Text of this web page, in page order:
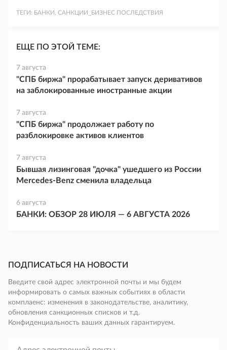
ТЕГИ: БАНКИ, САНКЦИИ_БИЗНЕС ПОСЛЕДСТВИЯ
ЕЩЕ ПО ЭТОЙ ТЕМЕ:
7 августа
"СПБ биржа" прорабатывает запуск деривативов
на заблокированные иностранные акции
7 августа
"СПБ биржа" продолжает работу по
разблокировке активов клиентов
7 августа
Бывшая лизинговая "дочка" ушедшего из России
Mercedes-Benz сменила владельца
6 августа
БАНКИ: ОБЗОР 28 ИЮЛЯ — 6 АВГУСТА 2026
ПОДПИСАТЬСЯ НА НОВОСТИ
Введите свой адрес электронной почты и мы будем
информировать о самых важных событиях в области
комплаенс: изменения в законодательстве, аналитику,
обновления санкционных списков и т.д.
Конфиденциальность ваших данных гарантируем.